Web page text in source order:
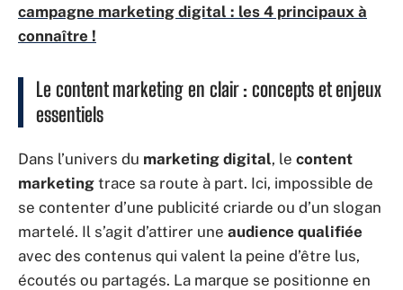
campagne marketing digital : les 4 principaux à
connaître !
Le content marketing en clair : concepts et enjeux
essentiels
Dans l’univers du marketing digital, le content
marketing trace sa route à part. Ici, impossible de
se contenter d’une publicité criarde ou d’un slogan
martelé. Il s’agit d’attirer une audience qualifiée
avec des contenus qui valent la peine d’être lus,
écoutés ou partagés. La marque se positionne en